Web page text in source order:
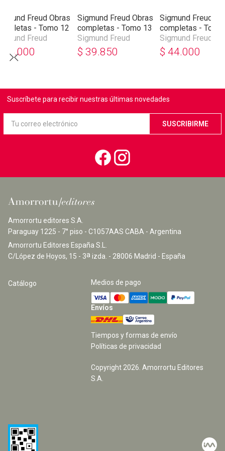
Freud Obras
- Tomo 12
Freud
44.000
Sigmund Freud Obras
completas - Tomo 13
Sigmund Freud
$ 39.850
Sigmund Freud
completas -
Sigmund Freud
$ 44.000
Suscríbete para recibir nuestras últimas novedades
Amorrortu editores S.A.
Paraguay 1225 - 7° piso - C1057AAS CABA - Argentina
Amorrortu Editores España S.L.
C/López de Hoyos, 15 - 3a izda. - 28006 Madrid - España
Catálogo Medios de pago
Envíos
Tiempos y formas de envío
Políticas de privacidad
Copyright 2026 . Amorrortu Editores
S.A.